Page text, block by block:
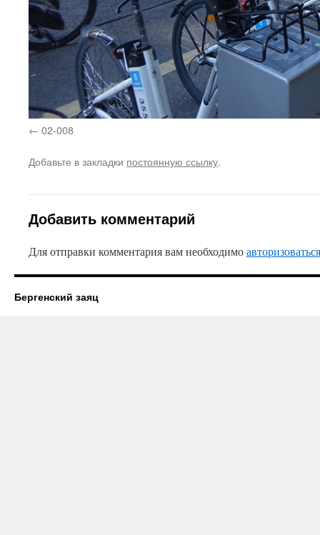
02-008
Добавьте в закладки постоянную ссылку.
Добавить комментарий
Для отправки комментария вам необходимоавторизоваться
Бергенский заяц